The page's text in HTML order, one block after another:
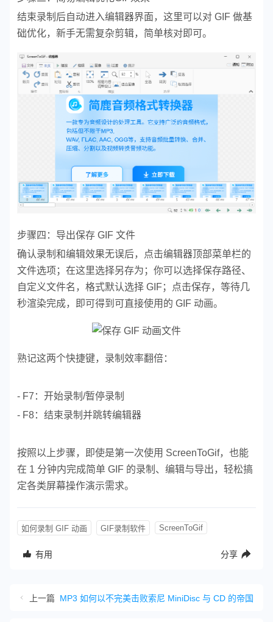
结束录制后自动进入编辑器界面，这里可以对 GIF 做基
础优化，新手无需复杂剪辑，简单核对即可。
步骤四：导出保存 GIF 文件
确认录制和编辑效果无误后，
点击编辑器顶部菜单栏的
文件选项； 在这里选择另存为；你可以选择保存路径、
自定义文件名，格式默认选择 GIF；
点击保存，等待几
秒渲染完成，即可得到可直接使用的 GIF 动画。
熟记这两个快捷键，录制效率翻倍：
- F7：开始录制/暂停录制
- F8：结束录制并跳转编辑器
按照以上步骤，即使是第一次使用 ScreenToGif，也能
在 1 分钟内完成简单 GIF 的录制、编辑与导出，轻松搞
定各类屏幕操作演示需求。
如何录制 GIF 动画 GIF录制软件 ScreenToGif
有用 分享
上一篇 MP3 如何以不完美击败索尼 MiniDisc 与 CD 的帝国